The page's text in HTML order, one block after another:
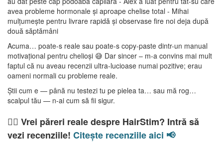
avea probleme hormonale și aproape chelise total - Mihai
mulțumește pentru livrare rapidă și observase fire noi deja după
două săptămâni
Acuma… poate-s reale sau poate-s copy-paste dintr-un manual
motivațional pentru chelioși 😅 Dar sincer – m-a convins mai mult
faptul că nu aveau recenzii ultra-lucioase numai pozitive; erau
oameni normali cu probleme reale.
Știi cum e — până nu testezi tu pe pielea ta… sau mă rog…
scalpul tău — n-ai cum să fii sigur.
🧑‍⚕️ Vrei păreri reale despre HairStim? Intră să
vezi recenziile! Citește recenziile aici 📢